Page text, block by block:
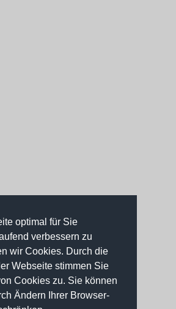
optimal für Sie
verbessern zu
wir Cookies. Durch die
Webseite stimmen Sie
Cookies zu. Sie können
Ändern Ihrer Browser-